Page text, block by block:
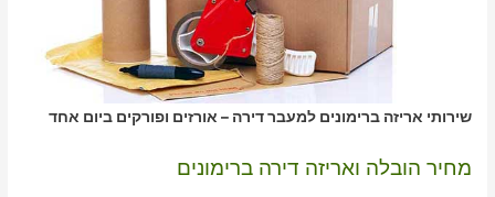
שירותי אריזה ברימונים למעבר דירה – אורזים ופורקים ביום אחד
מחיר הובלה ואריזה דירה ברימונים